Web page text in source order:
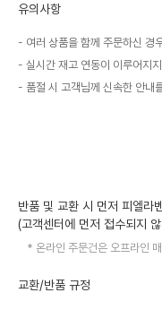
유의사항
여러 상품을 함께 주문하신 경
실시간 재고 연동이 이루어지
품절 시 고객님께 신속한 안내
반품 및 교환 시 먼저 피엘라
(고객센터에 먼저 접수되지
온라인 주문건은 오프라인
교환/반품 규정